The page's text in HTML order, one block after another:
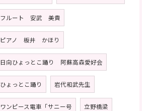
フルート 安武 美貴
ピアノ 板井 かほり
日向ひょっとこ踊り 阿蘇高森愛好会
ひょっとこ踊り 岩代和武先生
ワンピース電車「サニー号 立野橋梁